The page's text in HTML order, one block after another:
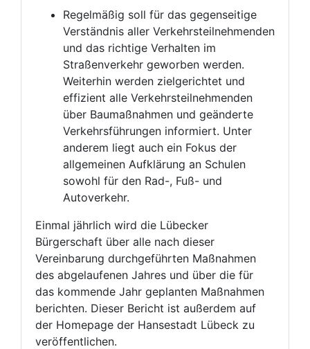
Regelmäßig soll für das gegenseitige
Verständnis aller Verkehrsteilnehmenden
und das richtige Verhalten im
Straßenverkehr geworben werden.
Weiterhin werden zielgerichtet und
effizient alle Verkehrsteilnehmenden
über Baumaßnahmen und geänderte
Verkehrsführungen informiert. Unter
anderem liegt auch ein Fokus der
allgemeinen Aufklärung an Schulen
sowohl für den Rad-, Fuß- und
Autoverkehr.
Einmal jährlich wird die Lübecker
Bürgerschaft über alle nach dieser
Vereinbarung durchgeführten Maßnahmen
des abgelaufenen Jahres und über die für
das kommende Jahr geplanten Maßnahmen
berichten. Dieser Bericht ist außerdem auf
der Homepage der Hansestadt Lübeck zu
veröffentlichen.